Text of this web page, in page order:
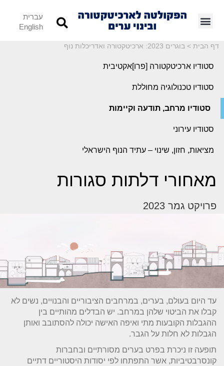
עברית
English
דף הבית > בוגרים 2023: ארכיטקטורה ואדריכלות נוף
סטודיו ארכיטקטורה [פרו]אקטיבית
סטודיו טכנולוגיה מחוללת
סטודיו מרחב, תודעה וקיימות
סטודיו עירוני
מציאות, חזון, שינוי – עתיד הנוף הישראלי
מאחורי דלתות סגורות
פרויקט גמר 2023
עד היום בעולם, בערים, במרחבים הציבוריים והבנויים, נשים לא
קבלו את הביטוי שלהן במרחב. יש הבדלים מהותיים בין
ההגבלות הקובעות מתי ואיפה האישה יכולה להסתובב ואותן
הגבלות לא חלות על הגבר.
תופעה זו ניכרת בפרט בערים מסורתיים ובחברות
קונסרבטיביות, אשר התפתחו לפי יסודות היסטוריים דתיים